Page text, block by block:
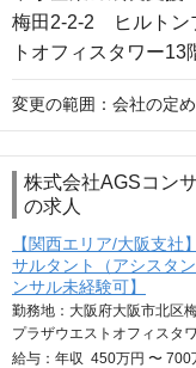
変更の範囲：会社の定
株式会社AGSコン
の求人
【関西エリア/大阪支社
サルタント（アシスタ
ンサル未経験可】
勤務地：大阪府大阪市北区
プラザウエストオフィスタ
給与： 年収 450万円 〜 700